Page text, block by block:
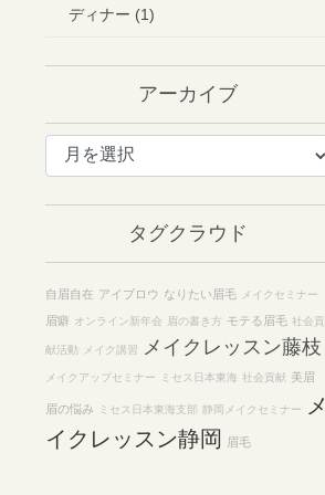
ディナー (1)
アーカイブ
ア
タグクラウド
自眉自在 アイブロウ なりたい眉毛 メイクセミナー
眉癖 オンライン新年会 眉の書き方 モテる眉毛 社会貢
献活動 メイク講習 メイクレッスン藤枝
メイクアップセミナー ミセス日本東海 社会貢献 美眉
眉の悩み ミセス日本東海支部 静岡メイクセミナー
メ
イクレッスン静岡
眉毛